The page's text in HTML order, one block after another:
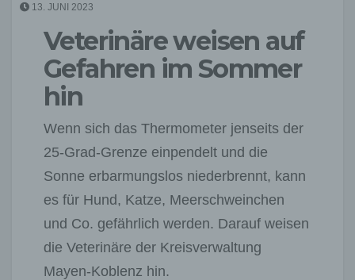
13. JUNI 2023
Veterinäre weisen auf
Gefahren im Sommer
hin
Wenn sich das Thermometer jenseits der
25-Grad-Grenze einpendelt und die
Sonne erbarmungslos niederbrennt, kann
es für Hund, Katze, Meerschweinchen
und Co. gefährlich werden. Darauf weisen
die Veterinäre der Kreisverwaltung
Mayen-Koblenz hin.